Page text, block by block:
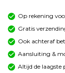
Op rekening
Gratis
Ook achteraf
Aansluiting &
Altijd de laagste